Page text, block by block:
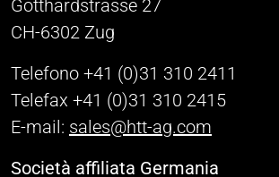
Gotthardstrasse 27
CH-6302 Zug
Telefono +41 (0)31 310 2411
Telefax +41 (0)31 310 2415
E-mail: sales@htt-ag.com
Società affiliata Germania